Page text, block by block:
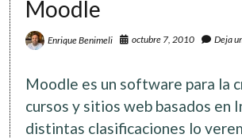
Actualidad
Escuela de padres
Formación
Innovación
Asignaturas open
Ciencias Naturales
Geografía e Historia
Historia del Arte
Informática open
Ofimática open
menu
Bases de datos
Programación
menu
Estadística
Geometría
twitterfacebookinstagramyoutube
Moodle
Enrique Benimeli octubre 7, 2010 Deja
Moodle es un software para la
cursos y sitios web basados en
distintas clasificaciones lo